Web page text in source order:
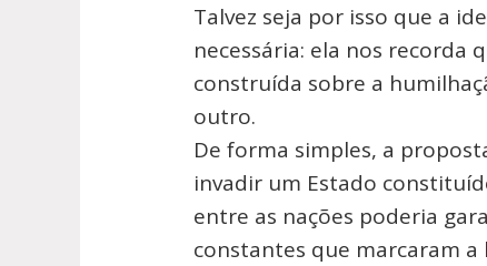
Talvez seja por isso que a
necessária: ela nos recorda
construída sobre a
outro.
De forma simples, a
invadir um Estado
entre as nações poderia
constantes que marcaram